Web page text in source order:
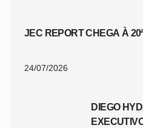
JEC REPORT CHEGA À
24/07/2026
DIEGO